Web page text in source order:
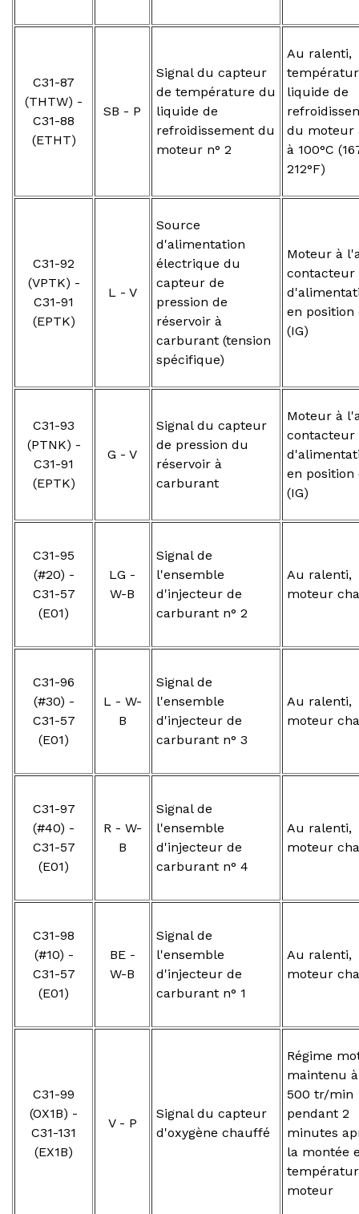
C31-87
(THTW) -
C31-88
(ETHT)
SB - P
Signal du capteur
de température du
liquide de
refroidissement du
moteur n° 2
Au ralenti,
liquide de
du moteur
à 100°C
212°F)
C31-92
(VPTK) -
C31-91
(EPTK)
L - V
Source
d'alimentation
électrique du
capteur de
pression de
réservoir à
carburant (tension
spécifique)
Moteur à
contacteur
en position
(IG)
C31-93
(PTNK) -
C31-91
(EPTK)
G - V
Signal du capteur
de pression du
réservoir à
carburant
Moteur à
contacteur
en position
(IG)
C31-95
(#20) -
C31-57
(E01)
LG -
W-B
Signal de
l'ensemble
d'injecteur de
carburant n° 2
Au ralenti,
moteur
C31-96
(#30) -
C31-57
(E01)
L - W-
B
Signal de
l'ensemble
d'injecteur de
carburant n° 3
Au ralenti,
moteur
C31-97
(#40) -
C31-57
(E01)
R - W-
B
Signal de
l'ensemble
d'injecteur de
carburant n° 4
Au ralenti,
moteur
C31-98
(#10) -
C31-57
(E01)
BE -
W-B
Signal de
l'ensemble
d'injecteur de
carburant n° 1
Au ralenti,
moteur
C31-99
(OX1B) -
C31-131
(EX1B)
V - P
Signal du capteur
d'oxygène chauffé
Régime
maintenu
500 tr/min
pendant 2
minutes
la montée
moteur